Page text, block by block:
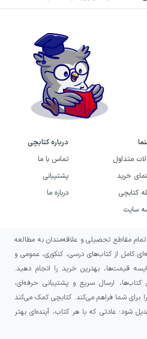
متداول
خرید
کتابچی
سایت
درباره کتابچی
تماس با ما
پشتیبانی
درباره ما
مقاطع تحصیلی و علاقه‌مندان به مطالعه
کامل از کتاب‌های درسی، کنکوری، عمومی و
قیمت‌ها، بهترین خرید را انجام دهید.
ارسال سریع و پشتیبانی حرفه‌ای،
برای شما فراهم می‌کند. کتابچی کمک می‌کند
شود؛ عادتی که با هر کتاب، آینده‌ای بهتر